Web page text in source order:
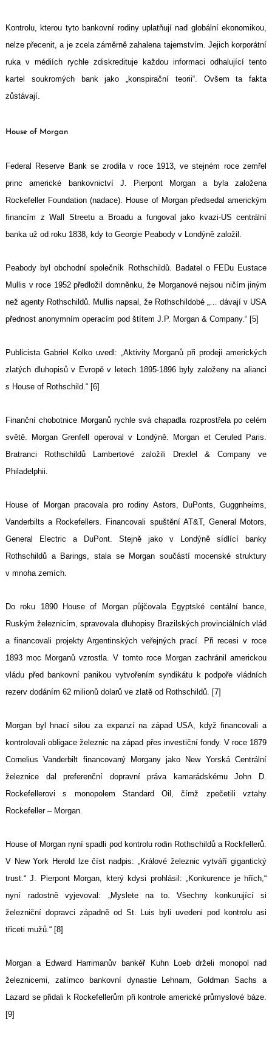
Kontrolu, kterou tyto bankovní rodiny uplatňují nad globální ekonomikou,
nelze přecenit, a je zcela záměrně zahalena tajemstvím. Jejich korporátní
ruka v médiích rychle zdiskredituje každou informaci odhalující tento
kartel soukromých bank jako „konspirační teorii“. Ovšem ta fakta
zůstávají.
House of Morgan
Federal Reserve Bank se zrodila v roce 1913, ve stejném roce zemřel
princ americké bankovnictví J. Pierpont Morgan a byla založena
Rockefeller Foundation (nadace). House of Morgan předsedal americkým
financím z Wall Streetu a Broadu a fungoval jako kvazi-US centrální
banka už od roku 1838, kdy to Georgie Peabody v Londýně založil.
Peabody byl obchodní společník Rothschildů. Badatel o FEDu Eustace
Mullis v roce 1952 předložil domněnku, že Morganové nejsou ničím jiným
než agenty Rothschildů. Mullis napsal, že Rothschildobé „… dávají v USA
přednost anonymním operacím pod štítem J.P. Morgan & Company.“ [5]
Publicista Gabriel Kolko uvedl: „Aktivity Morganů při prodeji amerických
zlatých dluhopisů v Evropě v letech 1895-1896 byly založeny na alianci
s House of Rothschild.“ [6]
Finanční chobotnice Morganů rychle svá chapadla rozprostřela po celém
světě. Morgan Grenfell operoval v Londýně. Morgan et Ceruled Paris.
Bratranci Rothschildů Lambertové založili Drexlel & Company ve
Philadelphii.
House of Morgan pracovala pro rodiny Astors, DuPonts, Guggnheims,
Vanderbilts a Rockefellers. Financovali spuštění AT&T, General Motors,
General Electric a DuPont. Stejně jako v Londýně sídlící banky
Rothschildů a Barings, stala se Morgan součástí mocenské struktury
v mnoha zemích.
Do roku 1890 House of Morgan půjčovala Egyptské centální bance,
Ruským železnicím, spravovala dluhopisy Brazilských provinciálních vlád
a financovali projekty Argentinských veřejných prací. Při recesi v roce
1893 moc Morganů vzrostla. V tomto roce Morgan zachránil americkou
vládu před bankovní panikou vytvořením syndikátu k podpoře vládních
rezerv dodáním 62 milionů dolarů ve zlatě od Rothschildů. [7]
Morgan byl hnací silou za expanzí na západ USA, když financovali a
kontrolovali obligace železnic na západ přes investiční fondy. V roce 1879
Cornelius Vanderbilt financovaný Morgany jako New Yorská Centrální
železnice dal preferenční dopravní práva kamarádskému John D.
Rockefellerovi s monopolem Standard Oil, čímž zpečetili vztahy
Rockefeller – Morgan.
House of Morgan nyní spadli pod kontrolu rodin Rothschildů a Rockfellerů.
V New York Herold lze číst nadpis: „Králové železnic vytváří gigantický
trust.“ J. Pierpont Morgan, který kdysi prohlásil: „Konkurence je hřích,“
nyní radostně vyjevoval: „Myslete na to. Všechny konkurující si
železniční dopravci západně od St. Luis byli uvedeni pod kontrolu asi
třiceti mužů.“ [8]
Morgan a Edward Harrimanův bankéř Kuhn Loeb drželi monopol nad
železnicemi, zatímco bankovní dynastie Lehnam, Goldman Sachs a
Lazard se přidali k Rockefellerům při kontrole americké průmyslové báze.
[9]